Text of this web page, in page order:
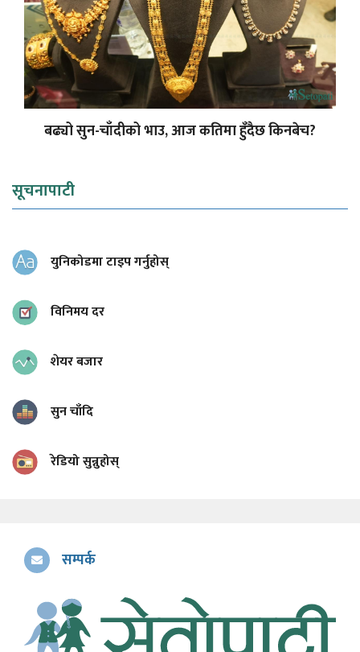
बढ्यो सुन-चाँदीको भाउ, आज कतिमा हुँदैछ किनबेच?
सूचनापाटी
युनिकोडमा टाइप गर्नुहोस्
विनिमय दर
शेयर बजार
सुन चाँदि
रेडियो सुन्नुहोस्
सम्पर्क